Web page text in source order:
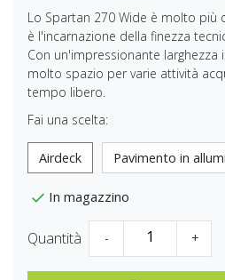
Lo Spartan 270 Wide è molto più
è l'incarnazione della finezza
Con un'impressionante larghezza
molto spazio per varie attività
tempo libero.
Fai una scelta:
Airdeck Pavimento in
In magazzino
Quantità - +